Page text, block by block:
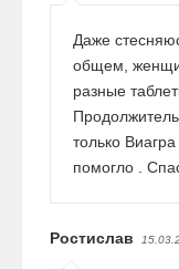
Даже
общем,
разные
только
помогло .
Ростислав